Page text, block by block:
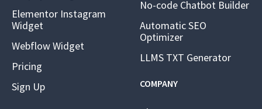
Elementor Instagram
Widget
Webflow Widget
Pricing
Sign Up
No-code Chatbot Builder
Automatic SEO
Optimizer
LLMS TXT Generator
COMPANY